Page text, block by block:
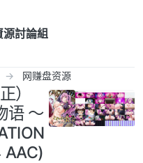
源討論組
网赚盘资源
）
语 ～